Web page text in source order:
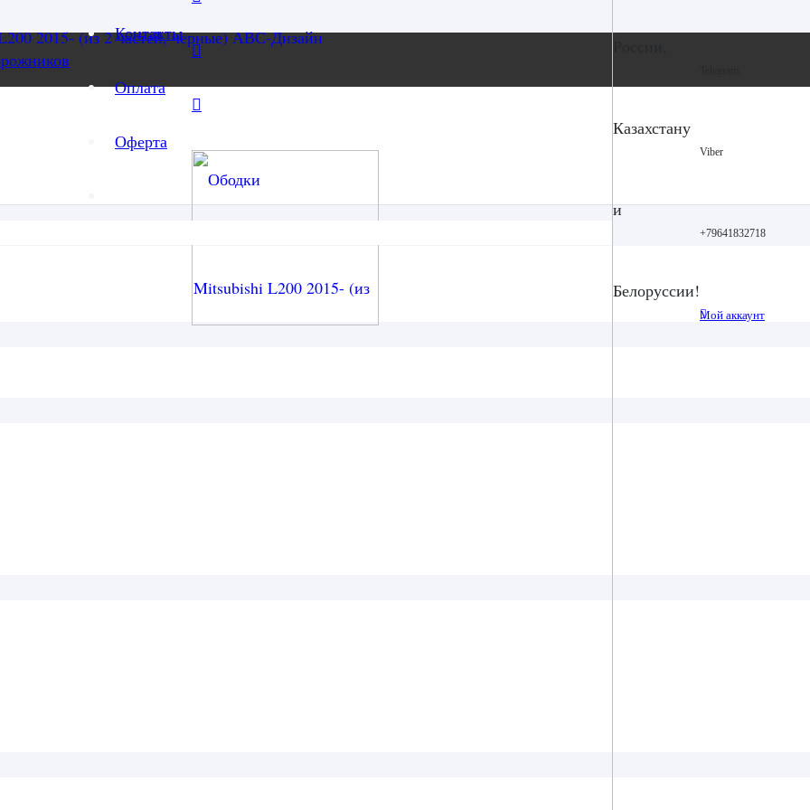
Контакты
Оплата
Оферта
Казахстану
и
Белоруссии!
Viber
+79641832718
Мой аккаунт
Mitsubishi L200 2015- (из 2 частей,
L200 2015- (из 2
и с усиленными бамперами АВС-Дизайн.